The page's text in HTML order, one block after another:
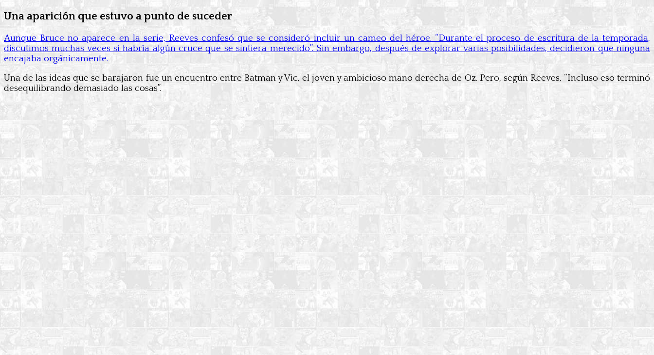
Una aparición que estuvo a punto de suceder
Aunque Bruce no aparece en la serie, Reeves confesó que se consideró incluir un cameo del héroe. “Durante el proceso de escritura de la temporada,
discutimos muchas veces si habría algún cruce que se sintiera merecido”. Sin embargo, después de explorar varias posibilidades, decidieron que ninguna
encajaba orgánicamente.
Una de las ideas que se barajaron fue un encuentro entre Batman y Vic, el joven y ambicioso mano derecha de Oz. Pero, según Reeves, “Incluso eso terminó
desequilibrando demasiado las cosas”.